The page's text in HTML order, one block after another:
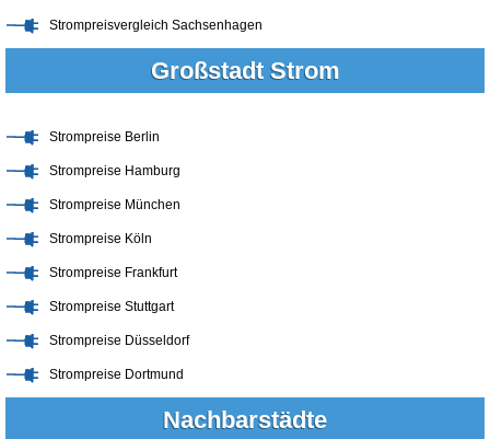
Strompreisvergleich Sachsenhagen
Großstadt Strom
Strompreise Berlin
Strompreise Hamburg
Strompreise München
Strompreise Köln
Strompreise Frankfurt
Strompreise Stuttgart
Strompreise Düsseldorf
Strompreise Dortmund
Nachbarstädte